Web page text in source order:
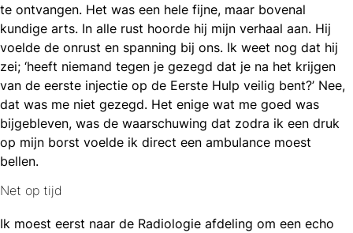
te ontvangen. Het was een hele fijne, maar bovenal
kundige arts. In alle rust hoorde hij mijn verhaal aan. Hij
voelde de onrust en spanning bij ons. Ik weet nog dat hij
zei; ‘heeft niemand tegen je gezegd dat je na het krijgen
van de eerste injectie op de Eerste Hulp veilig bent?’ Nee,
dat was me niet gezegd. Het enige wat me goed was
bijgebleven, was de waarschuwing dat zodra ik een druk
op mijn borst voelde ik direct een ambulance moest
bellen.
Net op tijd
Ik moest eerst naar de Radiologie afdeling om een echo